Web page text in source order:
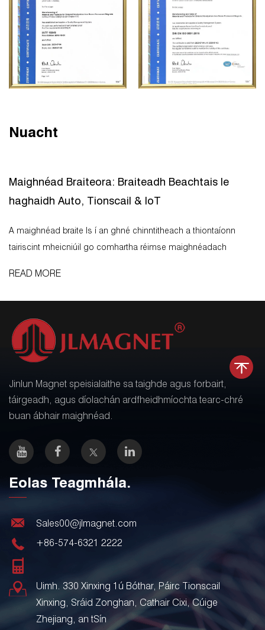
Nuacht
Maighnéad Braiteora: Braiteadh Beachtais le
haghaidh Auto, Tionscail & IoT
A maighnéad braite Is í an ghné chinntitheach a thiontaíonn
tairiscint mheicniúil go comhartha réimse maighnéadach
fad saoil na gcóras tomhais éadadhaill, luas agus uillinne. Gan
READ MORE
Jinlun Magnet speisialaithe sa taighde agus forbairt,
táirgeadh, agus díolachán ardfheidhmíochta tearc-chré
buan ábhair maighnéad.
Eolas Teagmhála.
Sales00@jlmagnet.com
+86-574-6321 2222
Uimh. 330 Xinxing 1ú Bóthar, Páirc Tionscail
Xinxing, Sráid Zonghan, Cathair Cixi, Cúige
Zhejiang, an tSín